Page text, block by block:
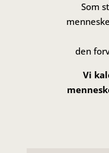
Som
den
Vi